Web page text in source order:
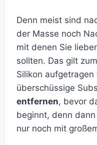
Denn meist sind
der Masse noch
mit denen Sie
sollten. Das gilt
Silikon
überschüssige
entfernen, bevor
beginnt, denn
nur noch mit